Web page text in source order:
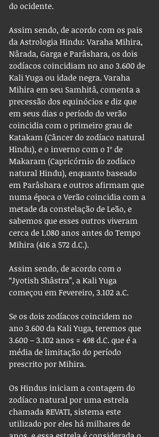
do ocidente.
Assim sendo, de acordo com os pais
da Astrologia Hindu: Varaha Mihira,
Nârada, Garga e Parâshara, os dois
zodíacos coincidiam no ano 3.600 de
Kali Yuga ou idade negra. Varaha
Mihira em seu Samhitâ, comenta a
precessão dos equinócios e diz que
em seus dias o período do verão
coincidia com o primeiro grau de
Katakam (Câncer do zodíaco natural
Hindu), e o inverno com o 1º de
Makaram (Capricórnio do zodíaco
natural Hindu), enquanto baseado
em Parâshara e outros afirmam que
numa época o Verão coincidia com a
metade da constelação de Leão, e
sabemos que esses outros viveram
cerca de 1.080 anos antes do Tempo
Mihira (416 a 572 d.C.).
Assim sendo, de acordo com o
“Jyotish Shâstra”, a Kali Yuga
começou em Fevereiro, 3.102 a.C.
Se os dois zodíacos coincidem no
ano 3.600 da Kali Yuga, teremos que
3.600 – 3.102 anos = 498 d.C. que é a
média de limitação do período
prescrito por Mihira.
Os Hindus iniciam a contagem do
zodíaco natural por uma estrela
chamada REVATI, sistema este
utilizado por eles há milhares de